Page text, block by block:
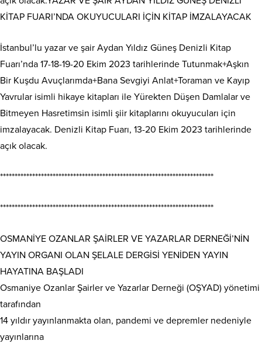
KİTAP FUARI’NDA OKUYUCULARI İÇİN KİTAP İMZALAYACAK
İstanbul’lu yazar ve şair Aydan Yıldız Güneş Denizli Kitap
Fuarı’nda 17-18-19-20 Ekim 2023 tarihlerinde Tutunmak+Aşkın
Bir Kuşdu Avuçlarımda+Bana Sevgiyi Anlat+Toraman ve Kayıp
Yavrular isimli hikaye kitapları ile Yürekten Düşen Damlalar ve
Bitmeyen Hasretimsin isimli şiir kitaplarını okuyucuları için
imzalayacak. Denizli Kitap Fuarı, 13-20 Ekim 2023 tarihlerinde
açık olacak.
*************************************************************************
*************************************************************************
OSMANİYE OZANLAR ŞAİRLER VE YAZARLAR DERNEĞİ’NİN
YAYIN ORGANI OLAN ŞELALE DERGİSİ YENİDEN YAYIN
HAYATINA BAŞLADI
Osmaniye Ozanlar Şairler ve Yazarlar Derneği (OŞYAD) yönetimi
tarafından
14 yıldır yayınlanmakta olan, pandemi ve depremler nedeniyle
yayınlarına